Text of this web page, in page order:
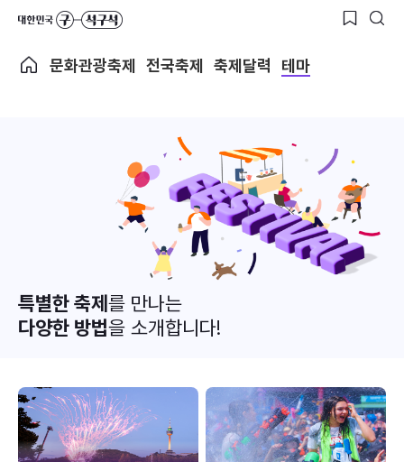
문화관광축제 전국축제 축제달력 테마
특별한 축제를 만나는
다양한 방법을 소개합니다!